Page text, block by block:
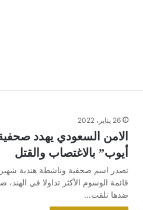
26 يناير، 2022
الامن السعودي يهدد
أيوب” بالاغتصاب والقتل
تصدر اسم صحفية وناشطة هندية
قائمة الوسوم الأكثر تداولا في
ضدها تلقت…